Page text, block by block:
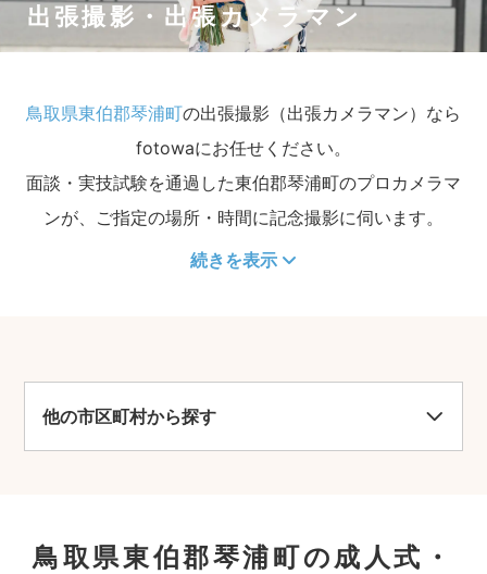
出張撮影・出張カメラマン
鳥取県東伯郡琴浦町の出張撮影（出張カメラマン）なら
fotowaにお任せください。
面談・実技試験を通過した東伯郡琴浦町のプロカメラマ
ンが、ご指定の場所・時間に記念撮影に伺います。
続きを表示
他の市区町村から探す
鳥取県東伯郡琴浦町の成人式・